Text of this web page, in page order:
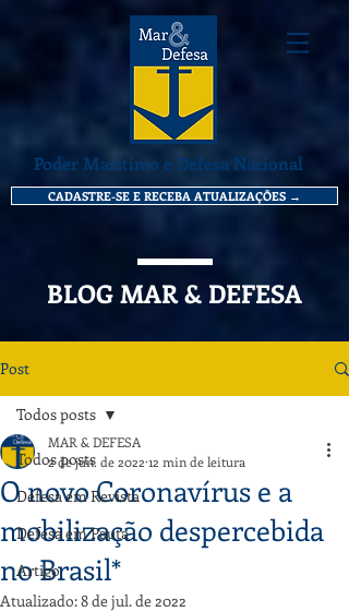
Poder Marítimo e Defesa Nacional
CADASTRE-SE E RECEBA ATUALIZAÇÕES →
BLOG MAR & DEFESA
Post
Todos posts
Defesa em Revista
Defesa em Pauta
Artigo
Todos posts
O novo Coronavírus e a
mobilização despercebida
no Brasil*
MAR & DEFESA
2 de jun. de 2022 12 min de leitura
Atualizado:8 de jul. de 2022